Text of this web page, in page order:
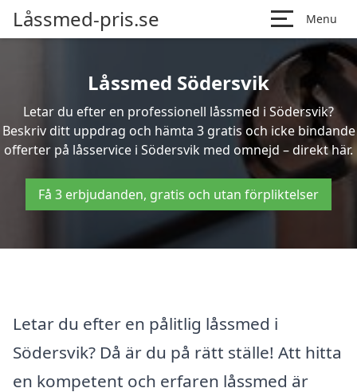
Låssmed-pris.se Menu
Låssmed Södersvik
Letar du efter en professionell låssmed i Södersvik?
Beskriv ditt uppdrag och hämta 3 gratis och icke bindande
offerter på låsservice i Södersvik med omnejd – direkt här.
Få 3 erbjudanden, gratis och utan förpliktelser
Letar du efter en pålitlig låssmed i
Södersvik? Då är du på rätt ställe! Att hitta
en kompetent och erfaren låssmed är